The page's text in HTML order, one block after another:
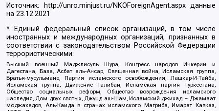
Источник: http://unro.minjust.ru/NKOForeignAgent.aspxданные
на23.12.2021
* Единый федеральный список организаций, в том числе
иностранных и международных организаций, признанных в
соответствии с законодательством Российской Федерации
террористическими:
Высший военный Маджлисуль Шура, Конгресс народов Ичкерии и
Дагестана, База, Асбат аль-Ансар, Священная война, Исламская группа,
Братья-мусульмане, Партия исламского освобождения, Лашкар-И-Тайба,
Исламская группа, Движение Талибан, Исламская партия Туркестана,
Общество социальных реформ, Общество возрождения исламского
наследия, Дом двух святых, Джунд аш-Шам, Исламский джихад – Джамаат
моджахедов, Аль-Каида в странах исламского Магриба, Имарат Кавказ,